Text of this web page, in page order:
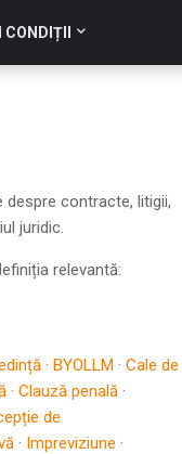
contracte, litigii,
juridic.
relevantă:
· BYOLLM · Cale de
· Clauză penală ·
de
· Impreviziune ·